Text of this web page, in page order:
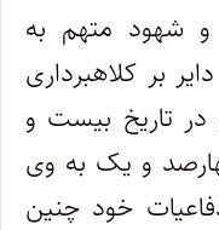
شهود متهم به
بر کلاهبرداری
در تاریخ بیست و
و یک به وی
خود چنین